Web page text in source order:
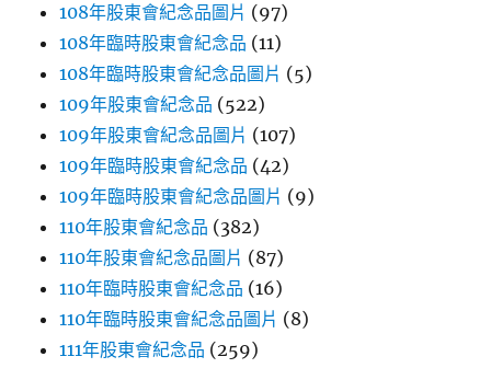
108年股東會紀念品圖片 (97)
108年臨時股東會紀念品 (11)
108年臨時股東會紀念品圖片 (5)
109年股東會紀念品 (522)
109年股東會紀念品圖片 (107)
109年臨時股東會紀念品 (42)
109年臨時股東會紀念品圖片 (9)
110年股東會紀念品 (382)
110年股東會紀念品圖片 (87)
110年臨時股東會紀念品 (16)
110年臨時股東會紀念品圖片 (8)
111年股東會紀念品 (259)